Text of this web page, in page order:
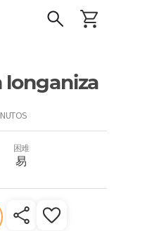
longaniza
困难
易